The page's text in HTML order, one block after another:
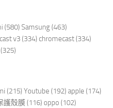
(580) Samsung (463)
v3 (334) chromecast (334)
(325)
(215) Youtube (192) apple (174)
護殼膜 (116) oppo (102)